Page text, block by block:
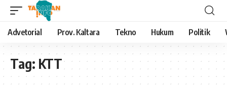
Advetorial Prov. Kaltara Tekno Hukum Politik
Tag: KTT